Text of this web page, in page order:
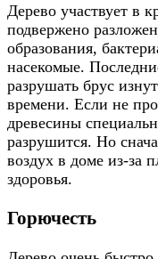
Дерево участвует в
подвержено
образования,
насекомые.
разрушать брус
времени. Если не
древесины
разрушится. Но
воздух в доме из-за
здоровья.
Горючесть